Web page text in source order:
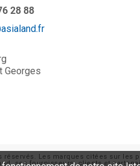
28 88
Georges
réservés. Les marques citées sur
ses fournisseurs, clients et